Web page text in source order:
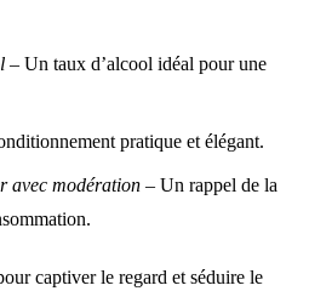
– Un taux d’alcool idéal pour une
pratique et élégant.
avec modération – Un rappel de la
captiver le regard et séduire le